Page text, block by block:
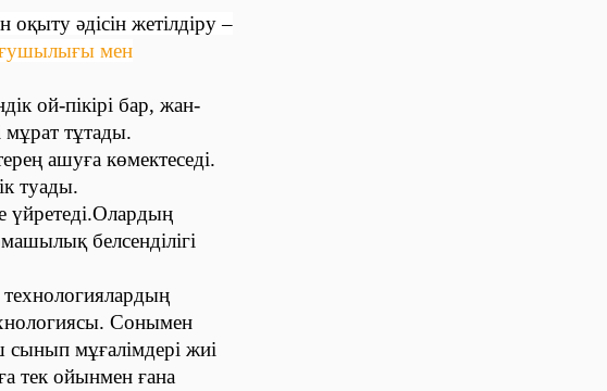
әдісін жетілдіру –
мен
ой-пікірі бар, жан-
мұрат тұтады.
ашуға көмектеседі.
туады.
үйретеді.Олардың
белсенділігі
Сонымен
мұғалімдері жиі
тек ойынмен ғана